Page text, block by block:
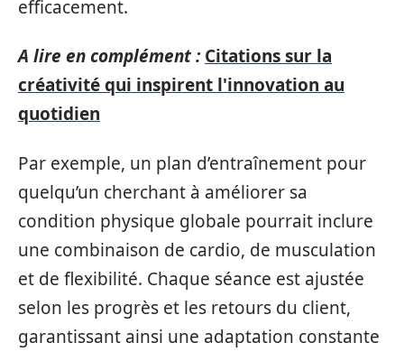
efficacement.
A lire en complément : Citations sur la
créativité qui inspirent l'innovation au
quotidien
Par exemple, un plan d’entraînement pour
quelqu’un cherchant à améliorer sa
condition physique globale pourrait inclure
une combinaison de cardio, de musculation
et de flexibilité. Chaque séance est ajustée
selon les progrès et les retours du client,
garantissant ainsi une adaptation constante